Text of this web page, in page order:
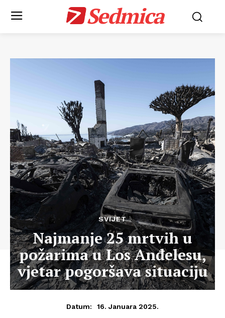
Sedmica
SVIJET
Najmanje 25 mrtvih u
požarima u Los Anđelesu,
vjetar pogoršava situaciju
Datum: 16. Januara 2025.